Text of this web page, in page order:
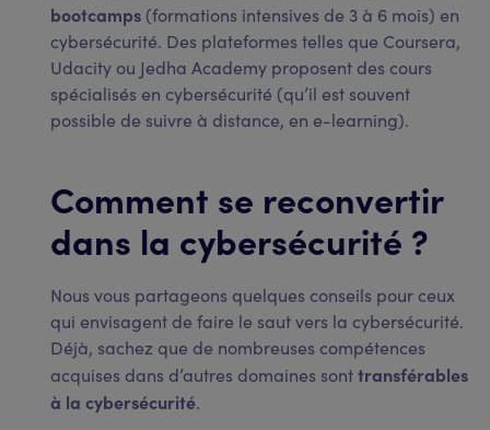
bootcamps (formations intensives de 3 à 6 mois) en
cybersécurité. Des plateformes telles que Coursera,
Udacity ou Jedha Academy proposent des cours
spécialisés en cybersécurité (qu’il est souvent
possible de suivre à distance, en e-learning).
Comment se reconvertir
dans la cybersécurité ?
Nous vous partageons quelques conseils pour ceux
qui envisagent de faire le saut vers la cybersécurité.
Déjà, sachez que de nombreuses compétences
acquises dans d’autres domaines sonttransférables
à la cybersécurité.